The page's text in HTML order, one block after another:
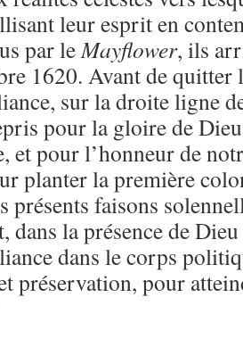
leur esprit en
par leMayflower, ils
1620. Avant de quitter
sur la droite ligne
pour la gloire de
et pour l’honneur de
planter la première
présents faisons
dans la présence de
dans le corps
préservation, pour